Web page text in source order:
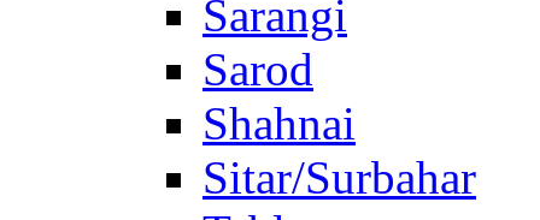
Sarangi
Sarod
Shahnai
Sitar/Surbahar